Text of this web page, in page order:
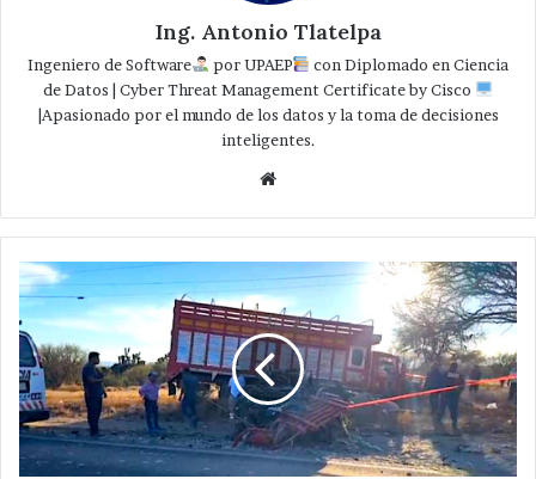
Ing. Antonio Tlatelpa
Ingeniero de Software por UPAEP
con Diplomado en Ciencia
de Datos | Cyber Threat Management Certificate by Cisco
|Apasionado por el mundo de los datos y la toma de decisiones
inteligentes.
Fallecen
tres
en
percance
vehicular
múltiple
en
Tecamachalco